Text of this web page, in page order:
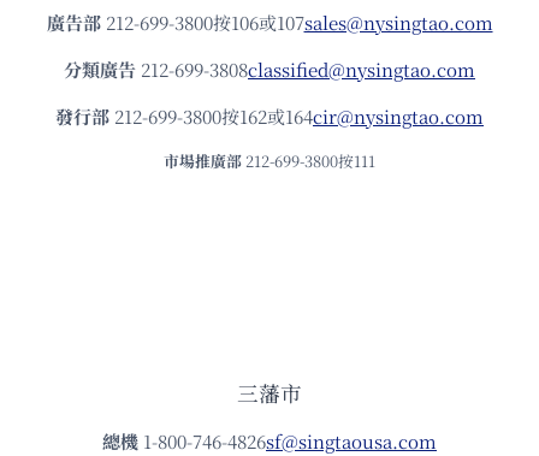
廣告部212-699-3800按106或107sales@nysingtao.com
分類廣告 212-699-3808classified@nysingtao.com
發⾏部 212-699-3800按162或164cir@nysingtao.com
市場推廣部 212-699-3800按111
三藩市
總機 1-800-746-4826sf@singtaousa.com